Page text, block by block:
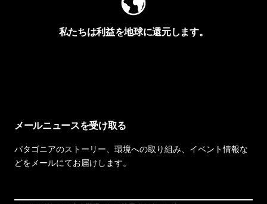
私たちは利益を地球に還元します。
メールニュースを受け取る
パタゴニアのストーリー、環境への取り組み、イベント情報な
どをメールにてお届けします。